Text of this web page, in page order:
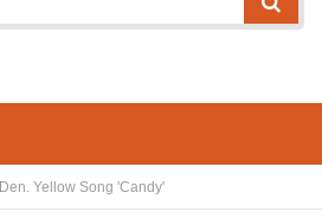
Den. Yellow Song 'Candy'